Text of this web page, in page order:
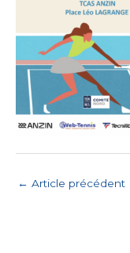
← Article précédent